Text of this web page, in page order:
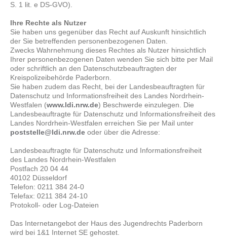
S. 1 lit. e DS-GVO).
Ihre Rechte als Nutzer
Sie haben uns gegenüber das Recht auf Auskunft hinsichtlich
der Sie betreffenden personenbezogenen Daten.
Zwecks Wahrnehmung dieses Rechtes als Nutzer hinsichtlich
Ihrer personenbezogenen Daten wenden Sie sich bitte per Mail
oder schriftlich an den Datenschutzbeauftragten der
Kreispolizeibehörde Paderborn.
Sie haben zudem das Recht, bei der Landesbeauftragten für
Datenschutz und Informationsfreiheit des Landes Nordrhein-
Westfalen (www.ldi.nrw.de) Beschwerde einzulegen. Die
Landesbeauftragte für Datenschutz und Informationsfreiheit des
Landes Nordrhein-Westfalen erreichen Sie per Mail unter
poststelle@ldi.nrw.de oder über die Adresse:
Landesbeauftragte für Datenschutz und Informationsfreiheit
des Landes Nordrhein-Westfalen
Postfach 20 04 44
40102 Düsseldorf
Telefon: 0211 384 24-0
Telefax: 0211 384 24-10
Protokoll- oder Log-Dateien
Das Internetangebot der Haus des Jugendrechts Paderborn
wird bei 1&1 Internet SE gehostet.